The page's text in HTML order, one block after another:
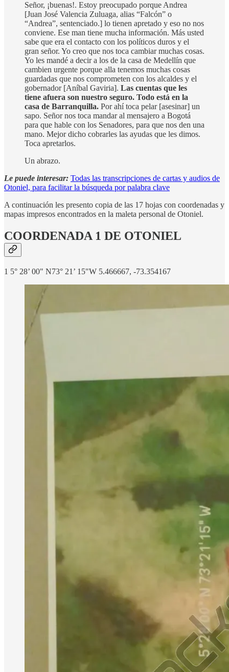
Señor, ¡buenas!. Estoy preocupado porque Andrea
[Juan José Valencia Zuluaga, alias “Falcón” o
“Andrea”, sentenciado.] lo tienen apretado y eso no nos
conviene. Ese man tiene mucha información. Más usted
sabe que era el contacto con los políticos duros y el
gran señor. Yo creo que nos toca cambiar muchas cosas.
Yo les mandé a decir a los de la casa de Medellín que
cambien urgente porque alla tenemos muchas cosas
guardadas que nos comprometen con los alcaldes y el
gobernador [Aníbal Gaviria]. Las cuentas que les
tiene afuera son nuestro seguro. Todo está en la
casa de Barranquilla. Por ahí toca pelar [asesinar] un
sapo. Señor nos toca mandar al mensajero a Bogotá
para que hable con los Senadores, para que nos den una
mano. Mejor dicho cobrarles las ayudas que les dimos.
Toca apretarlos.
Un abrazo.
Le puede interesar: Todas las transcripciones de cartas y audios de
Otoniel, para facilitar la búsqueda por palabra clave
A continuación les presento copia de las 17 hojas con coordenadas y
mapas impresos encontrados en la maleta personal de Otoniel.
COORDENADA 1 DE OTONIEL
1 5° 28’ 00" N73° 21’ 15"W 5.466667, -73.354167